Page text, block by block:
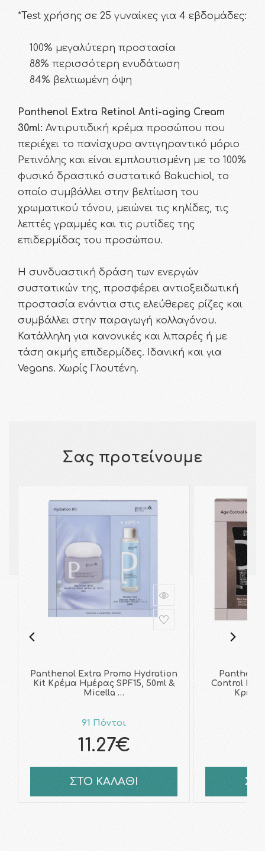
*Test χρήσης σε 25 γυναίκες για 4 εβδομάδες:
100% μεγαλύτερη προστασία
88% περισσότερη ενυδάτωση
84% βελτιωμένη όψη
Panthenol Extra Retinol Anti-aging Cream
30ml: Αντιρυτιδική κρέμα προσώπου που
περιέχει το πανίσχυρο αντιγηραντικό μόριο
Ρετινόλης και είναι εμπλουτισμένη με το 100%
φυσικό δραστικό συστατικό Bakuchiol, το
οποίο συμβάλλει στην βελτίωση του
χρωματικού τόνου, μειώνει τις κηλίδες, τις
λεπτές γραμμές και τις ρυτίδες της
επιδερμίδας του προσώπου.
Η συνδυαστική δράση των ενεργών
συστατικών της, προσφέρει αντιοξειδωτική
προστασία ενάντια στις ελεύθερες ρίζες και
συμβάλλει στην παραγωγή κολλαγόνου.
Κατάλληλη για κανονικές και λιπαρές ή με
τάση ακμής επιδερμίδες. Ιδανική και για
Vegans. Χωρίς Γλουτένη.
Σας προτείνουμε
Panthenol Extra Promo Hydration
Kit Κρέμα Ημέρας SPF15, 50ml &
Micella …
91 Πόντοι
11.27€
ΣΤΟ ΚΑΛΑΘΙ
Control Men